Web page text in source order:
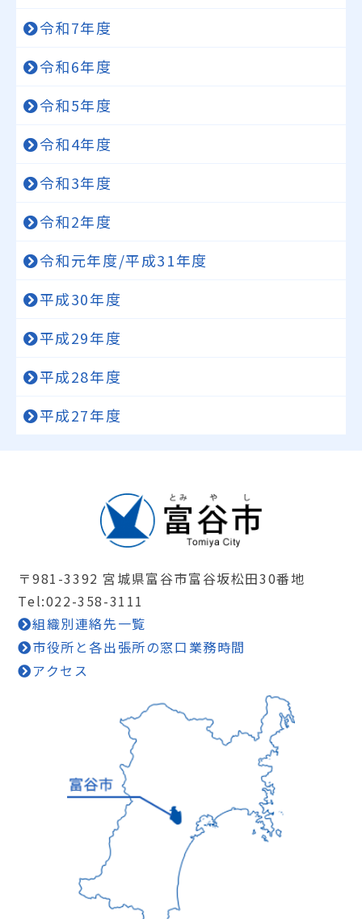
令和7年度
令和6年度
令和5年度
令和4年度
令和3年度
令和2年度
令和元年度/平成31年度
平成30年度
平成29年度
平成28年度
平成27年度
〒981-3392 宮城県富谷市富谷坂松田30番地
Tel:022-358-3111
組織別連絡先一覧
市役所と各出張所の窓口業務時間
アクセス